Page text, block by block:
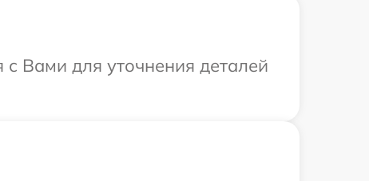
с Вами для уточнения деталей